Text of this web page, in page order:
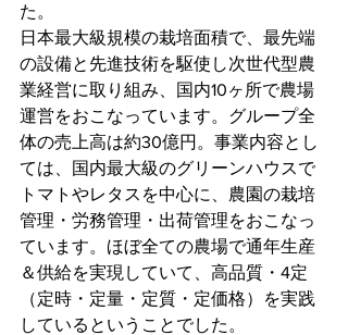
た。
日本最大級規模の栽培面積で、最先端
の設備と先進技術を駆使し次世代型農
業経営に取り組み、国内10ヶ所で農場
運営をおこなっています。グループ全
体の売上高は約30億円。事業内容とし
ては、国内最大級のグリーンハウスで
トマトやレタスを中心に、農園の栽培
管理・労務管理・出荷管理をおこなっ
ています。ほぼ全ての農場で通年生産
＆供給を実現していて、高品質・4定
（定時・定量・定質・定価格）を実践
しているということでした。